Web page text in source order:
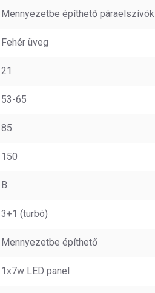
Mennyezetbe építhető páraelszívók
Fehér üveg
21
53-65
85
150
B
3+1 (turbó)
Mennyezetbe építhető
1x7w LED panel